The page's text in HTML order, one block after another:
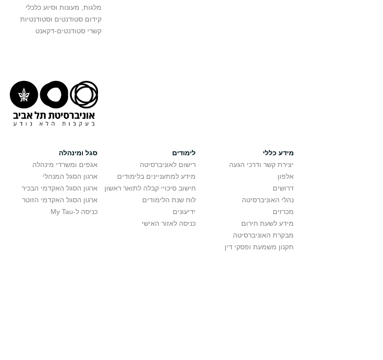
מלגות, מעונות וסיוע כלכלי
קידום סטודנטים וסטודנטיות
קשרי סטודנטים-דקאנט
מידע כללי
יצירת קשר ודרכי הגעה
אלפון
דרושים
נהלי האוניברסיטה
מכרזים
מידע לשעת חירום
מבקרת האוניברסיטה
תקנון משמעת ופסקי דין
לימודים
רישום לאוניברסיטה
מידע למתעניינים בלימודים
חישוב סיכויי קבלה לתואר ראשון
לוח שנת הלימודים
ידיעונים
כניסה לאזור האישי
סגל ומינהלה
אגפים ומשרדי מינהלה
ארגון הסגל המנהלי
ארגון הסגל האקדמי הבכיר
ארגון הסגל האקדמי הזוטר
כניסה ל-My Tau